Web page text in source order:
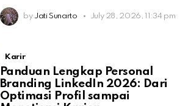
by Jati Sunarto July 28, 2026, 11:34 pm
Karir
Panduan Lengkap Personal
Branding LinkedIn 2026: Dari
Optimasi Profil sampai